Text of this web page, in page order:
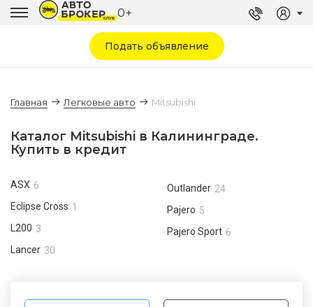
0+
Подать объявление
Главная Легковые авто Mitsubishi
Каталог Mitsubishi в Калининграде.
Купить в кредит
ASX 6
Eclipse Cross 1
L200 3
Lancer 30
Outlander 24
Pajero 5
Pajero Sport 6